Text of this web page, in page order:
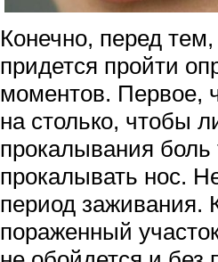
Конечно, перед
придется пройти
моментов. Первое,
на столько, чтобы
прокалывания боль
прокалывать нос.
период заживания.
пораженный